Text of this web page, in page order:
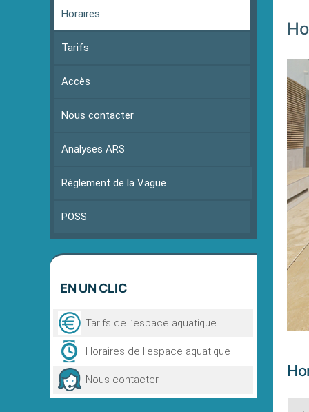
Horaires
Tarifs
Accès
Nous contacter
Analyses ARS
Règlement de la Vague
POSS
EN UN CLIC
Tarifs de l’espace aquatique
Horaires de l’espace aquatique
Nous contacter